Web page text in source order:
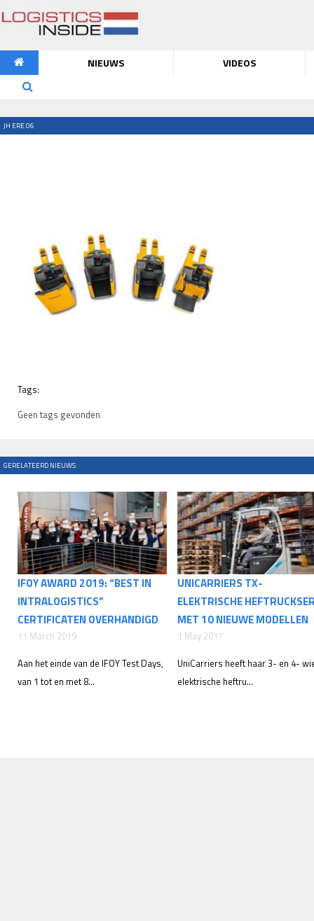
NIEUWS VIDEOS
JH ERE 06
Tags:
Geen tags gevonden
GERELATEERD NIEUWS
IFOY AWARD 2019: “BEST IN
INTRALOGISTICS”
CERTIFICATEN OVERHANDIGD
11 March 2019
Aan het einde van de IFOY Test Days,
van 1 tot en met 8...
UNICARRIERS TX-
ELEKTRISCHE
MET 10 NIEUWE MODELLEN
1 May 2017
UniCarriers heeft haar 3- en 4-
elektrische heftru...